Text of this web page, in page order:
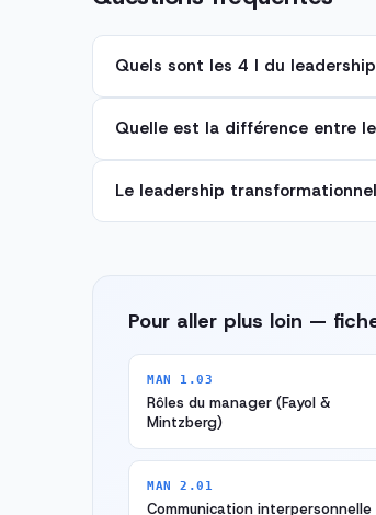
Quels sont les 4 I du
Quelle est la différence entre
Le leadership
Pour aller plus loin —
MAN 1.03
Rôles du manager (Fayol &
Mintzberg)
MAN 2.01
Communication interpersonnelle